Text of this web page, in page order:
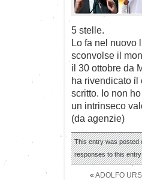
5 stelle.
Lo fa nel nuovo
sconvolse il
il 30 ottobre da
ha rivendicato il
scritto. Io non
un intrinseco
(da agenzie)
This entry was posted
responses to this
« ADOLFO